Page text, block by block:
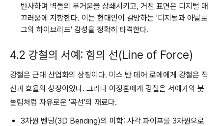
반사하며 벽돌의 무거움을 상쇄시키고, 거친 표면은 디지털 매
끄러움에 저항한다. 이는 현대인이 갈망하는 '디지털과 아날로
그의 하이브리드' 감성을 정확히 타격한다.
4.2 강철의 서예: 힘의 선(Line of Force)
강철은 근대 산업화의 상징이다. 미스 반 데어 로에에게 강철은 직
선과 효율의 상징이었다. 그러나 이정훈에게 강철은 서예가의 붓
놀림처럼 자유로운 '곡선'의 재료다.
3차원 벤딩(3D Bending)의 미학: 사각 파이프를 3차원으로